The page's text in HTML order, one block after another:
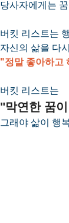
당사자에게는
버킷 리스트는
자신의 삶을 다
"정말 좋아하고
버킷 리스트는
"막연한 꿈
그래야 삶이 행